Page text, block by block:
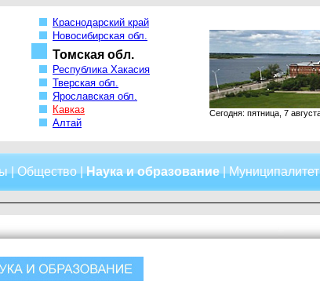
Краснодарский край
Новосибирская обл.
Томская обл.
Республика Хакасия
Тверская обл.
Ярославская обл.
Кавказ
Алтай
Сегодня: пятница, 7
|Общество|Наука и образование|